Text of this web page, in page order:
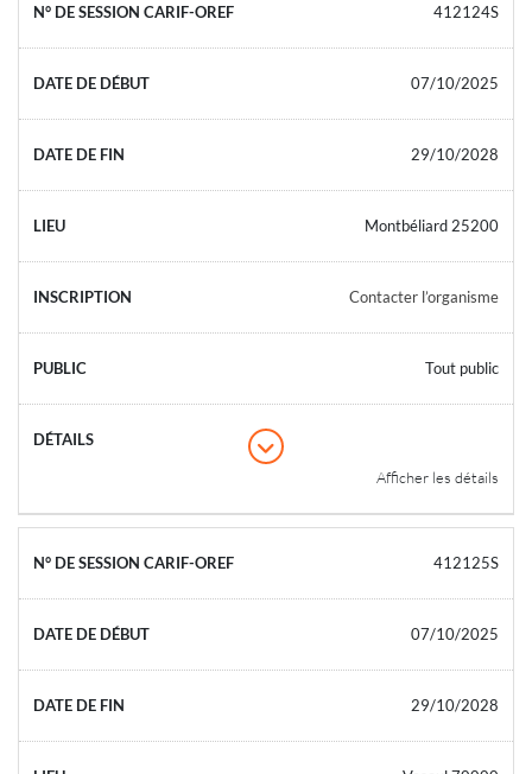
412124S
07/10/2025
29/10/2028
Montbéliard 25200
Contacter l’organisme
Tout public
Afficher les détails
412125S
07/10/2025
29/10/2028